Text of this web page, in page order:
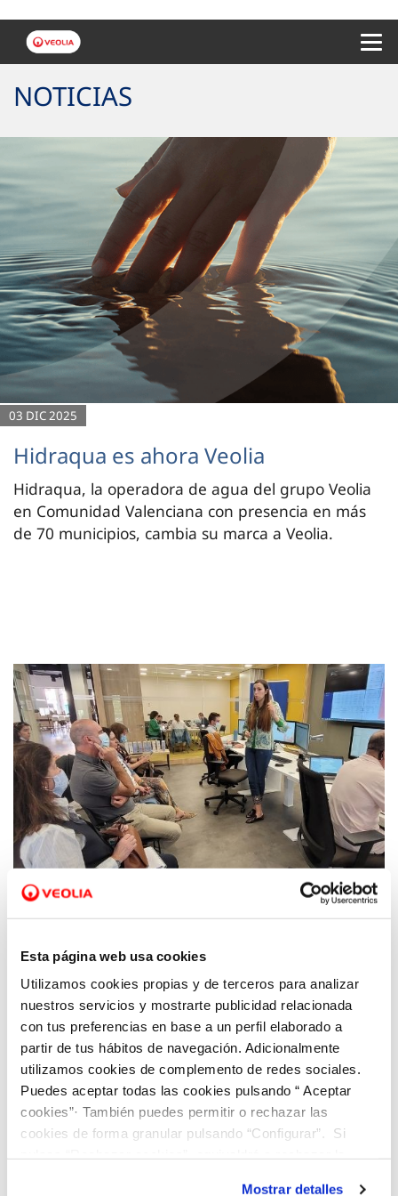
Esta página web usa cookies
Utilizamos cookies propias y de terceros para analizar
nuestros servicios y mostrarte publicidad relacionada
con tus preferencias en base a un perfil elaborado a
partir de tus hábitos de navegación. Adicionalmente
utilizamos cookies de complemento de redes sociales.
Puedes aceptar todas las cookies pulsando “ Aceptar
cookies”· También puedes permitir o rechazar las
cookies de forma granular pulsando “Configurar”. Si
Mostrar detalles
NOTICIAS
03 DIC 2025
Hidraqua es ahora Veolia
Hidraqua, la operadora de agua del grupo Veolia
en Comunidad Valenciana con presencia en más
de 70 municipios, cambia su marca a Veolia.
12 MAY 2022
Dinapsis en la II Jornada UMH Periodismo y
Medioambiente en la provincia de Alicante